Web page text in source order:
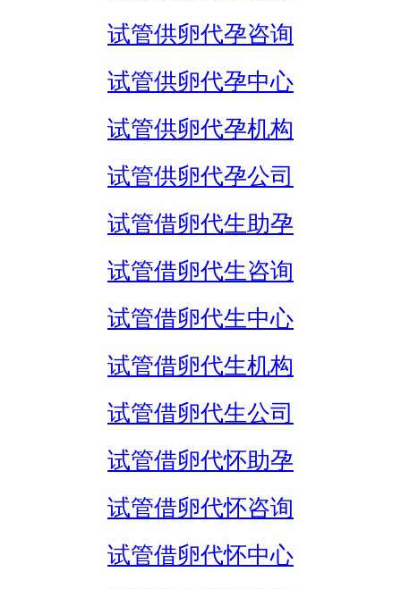
试管供卵代孕咨询
试管供卵代孕中心
试管供卵代孕机构
试管供卵代孕公司
试管借卵代生助孕
试管借卵代生咨询
试管借卵代生中心
试管借卵代生机构
试管借卵代生公司
试管借卵代怀助孕
试管借卵代怀咨询
试管借卵代怀中心